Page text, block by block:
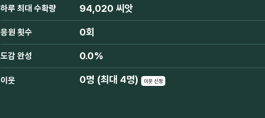
하루 최대 수확량 94,020 씨앗
응원 횟수 0회
도감 완성 0.0%
이웃 0명 (최대 4명) 이웃 신청